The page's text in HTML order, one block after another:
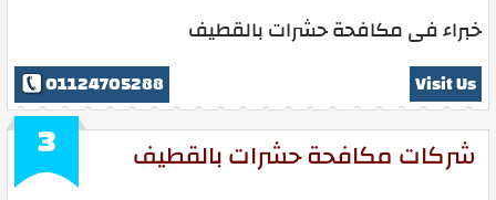
خبراء فى مكافحة حشرات بالقطيف
01124705288 Visit Us
3 شركات مكافحة حشرات بالقطيف